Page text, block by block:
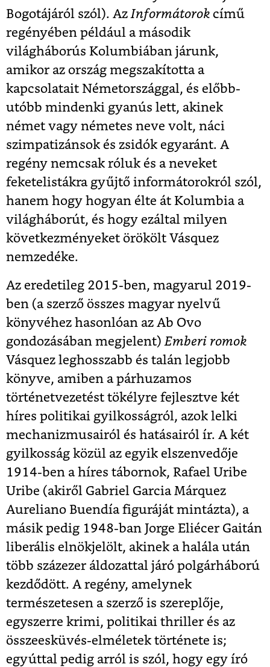
Bogotájáról szól). Az Informátorok című
regényében például a második
világháborús Kolumbiában járunk,
amikor az ország megszakította a
kapcsolatait Németországgal, és előbb-
utóbb mindenki gyanús lett, akinek
német vagy németes neve volt, náci
szimpatizánsok és zsidók egyaránt. A
regény nemcsak róluk és a neveket
feketelistákra gyűjtő informátorokról szól,
hanem hogy hogyan élte át Kolumbia a
világháborút, és hogy ezáltal milyen
következményeket örökölt Vásquez
nemzedéke.
Az eredetileg 2015-ben, magyarul 2019-
ben (a szerző összes magyar nyelvű
könyvéhez hasonlóan az Ab Ovo
gondozásában megjelent) Emberi romok
Vásquez leghosszabb és talán legjobb
könyve, amiben a párhuzamos
történetvezetést tökélyre fejlesztve két
híres politikai gyilkosságról, azok lelki
mechanizmusairól és hatásairól ír. A két
gyilkosság közül az egyik elszenvedője
1914-ben a híres tábornok, Rafael Uribe
Uribe (akiről Gabriel Garcia Márquez
Aureliano Buendía figuráját mintázta), a
másik pedig 1948-ban Jorge Eliécer Gaitán
liberális elnökjelölt, akinek a halála után
több százezer áldozattal járó polgárháború
kezdődött. A regény, amelynek
természetesen a szerző is szereplője,
egyszerre krimi, politikai thriller és az
összeesküvés-elméletek története is;
egyúttal pedig arról is szól, hogy egy író